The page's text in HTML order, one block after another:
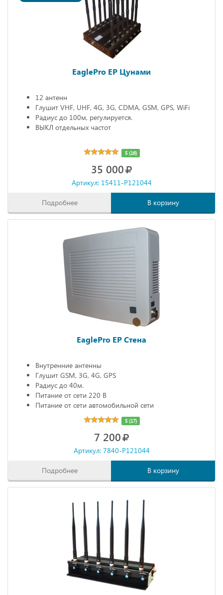
EaglePro EP Цунами
12 антенн
Глушит VHF, UHF, 4G, 3G, CDMA, GSM, GPS, WiFi
Радиус до 100м, регулируется.
ВЫКЛ отдельных частот
5 (16)
35 000
Артикул: 15411-P121044
Подробнее В корзину
EaglePro EP Стена
Внутренние антенны
Глушит GSM, 3G, 4G, GPS
Радиус до 40м.
Питание от сети 220 В
Питание от сети автомобильной сети
5 (17)
7 200
Артикул: 7840-P121044
Подробнее В корзину